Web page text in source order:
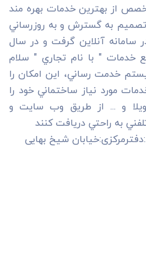
از بهترين خدمات بهره مند
به گسترش و به روزرساني
سامانه آنلاين گرفت و در سال
جامع خدمات " با نام تجاري " سلام
خدمت رساني، اين امکان را
مورد نياز ساختماني خود را
و ... از طريق وب سايت و
به راحتي دريافت کنند
شیخ بهایی